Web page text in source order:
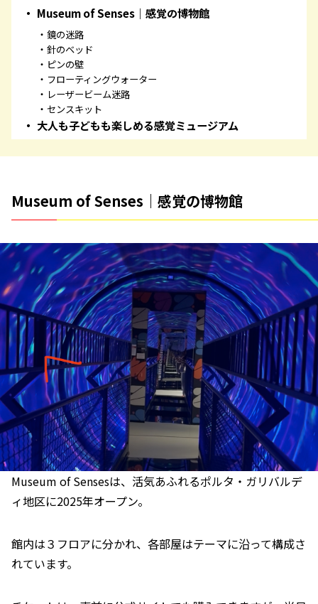
Museum of Senses｜感覚の博物館
鏡の迷路
針のベッド
ピンの壁
フローティングウォーター
レーザービーム迷路
センスキット
大人も子どもも楽しめる感覚ミュージアム
Museum of Senses｜感覚の博物館
Museum of Sensesは、活気あふれるポルタ・ガリバルデ
ィ地区に2025年オープン。
館内は３フロアに分かれ、各部屋はテーマに沿って構成さ
れています。